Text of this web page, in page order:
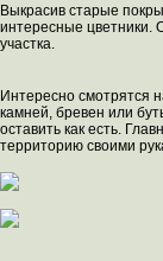
Выкрасив старые
интересные цветники.
участка.
Интересно смотрятся
камней, бревен или
оставить как есть.
территорию своими